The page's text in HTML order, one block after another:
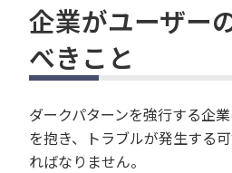
企業がユーザー
べきこと
ダークパターンを強行する企
を抱き、トラブルが発生する
ればなりません。